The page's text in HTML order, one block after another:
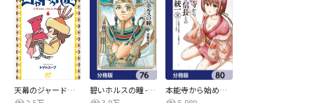
天幕のジャードゥーガル
碧いホルスの瞳 -男装の女王の物語-【分冊版】
本能寺から始める信長との天下統一【分冊版】